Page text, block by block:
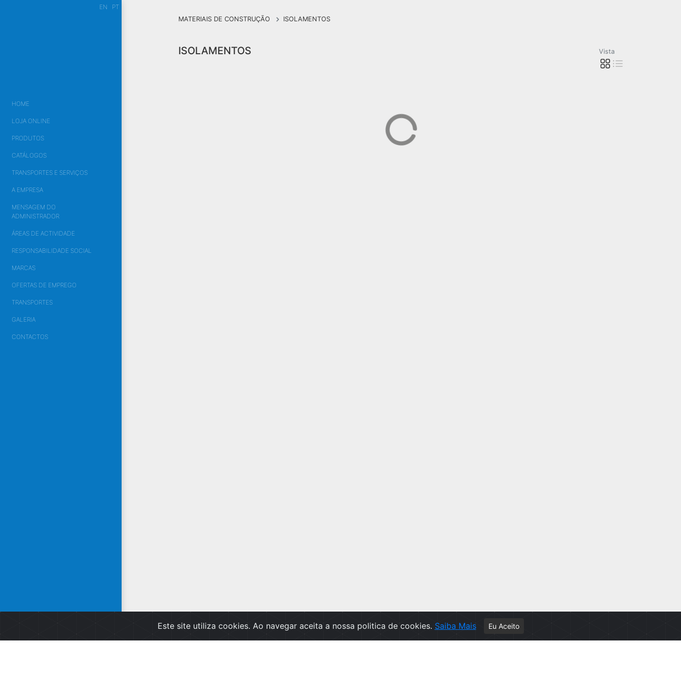
EN PT
HOME
LOJA ONLINE
PRODUTOS
CATÁLOGOS
TRANSPORTES E SERVIÇOS
A EMPRESA
MENSAGEM DO
ADMINISTRADOR
ÁREAS DE ACTIVIDADE
RESPONSABILIDADE SOCIAL
MARCAS
OFERTAS DE EMPREGO
TRANSPORTES
GALERIA
CONTACTOS
MATERIAIS DE CONSTRUÇÃO ISOLAMENTOS
ISOLAMENTOS Vista
Este site utiliza cookies. Ao navegar aceita a nossa politica de cookies. Saiba Mais Eu Aceito